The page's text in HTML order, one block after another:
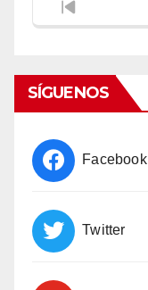
Previous
Episode
SÍGUENOS
Facebook
Twitter